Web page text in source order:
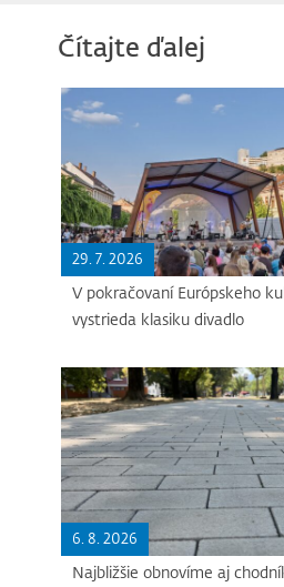
Čítajte ďalej
29. 7. 2026
V pokračovaní Európskeho
vystrieda klasiku divadlo
6. 8. 2026
Najbližšie obnovíme aj